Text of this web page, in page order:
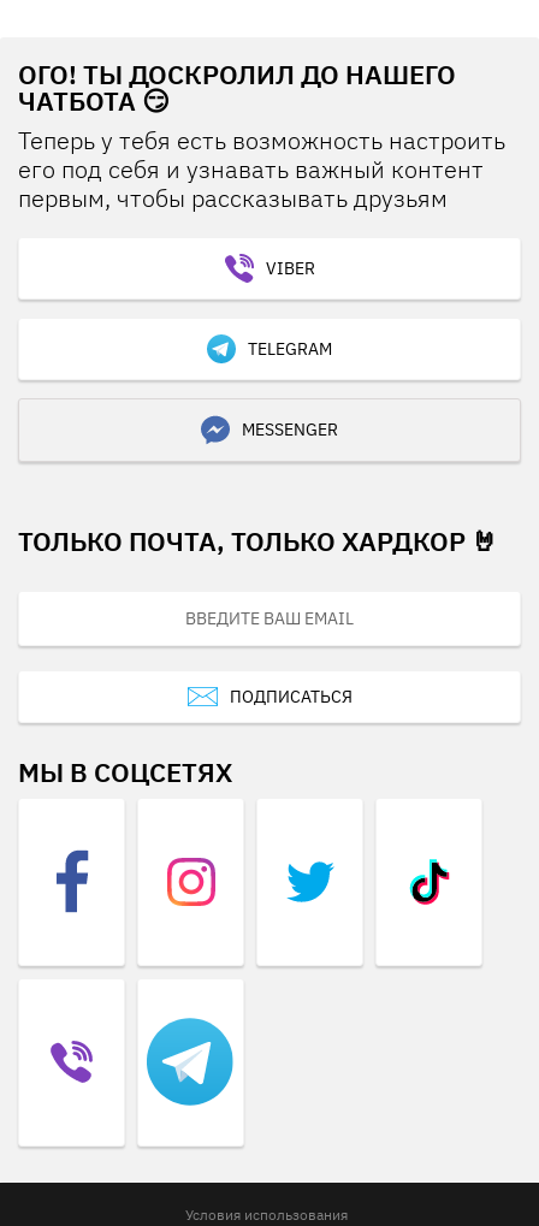
ОГО! ТЫ ДОСКРОЛИЛ ДО НАШЕГО
ЧАТБОТА 😏
Теперь у тебя есть возможность настроить
его под себя и узнавать важный контент
первым, чтобы рассказывать друзьям
VIBER
TELEGRAM
MESSENGER
ТОЛЬКО ПОЧТА, ТОЛЬКО ХАРДКОР 🤘
ПОДПИСАТЬСЯ
МЫ В СОЦСЕТЯХ
Условия использования